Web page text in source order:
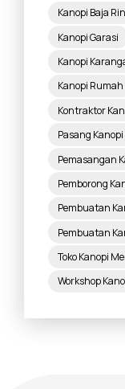
Kanopi Baja
Kanopi Garasi
Kanopi
Kanopi Rumah
Kontraktor
Pasang Kanopi
Pemasangan
Pemborong
Pembuatan
Pembuatan
Toko Kanopi
Workshop